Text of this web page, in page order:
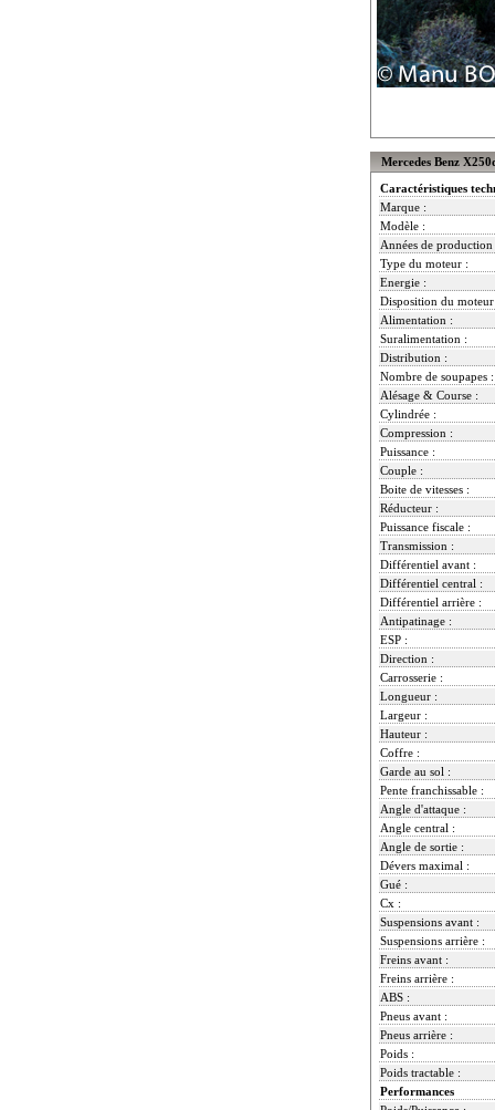
Mercedes Benz
Caractéristiques
Marque :
Modèle :
Années de production
Type du moteur :
Energie :
Disposition du
Alimentation :
Suralimentation :
Distribution :
Nombre de soupapes :
Alésage & Course :
Cylindrée :
Compression :
Puissance :
Couple :
Boite de vitesses :
Réducteur :
Puissance fiscale :
Transmission :
Différentiel avant :
Différentiel central :
Différentiel arrière :
Antipatinage :
ESP :
Direction :
Carrosserie :
Longueur :
Largeur :
Hauteur :
Coffre :
Garde au sol :
Pente franchissable :
Angle d'attaque :
Angle central :
Angle de sortie :
Dévers maximal :
Gué :
Cx :
Suspensions avant :
Suspensions arrière :
Freins avant :
Freins arrière :
ABS :
Pneus avant :
Pneus arrière :
Poids :
Poids tractable :
Performances